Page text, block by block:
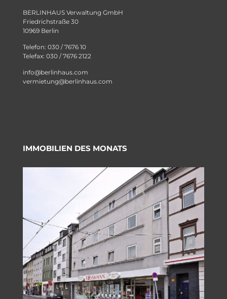
BERLINHAUS Verwaltung GmbH
Friedrichstraße 30
10969 Berlin
Telefon: 030 / 7676 10
Telefax: 030 / 7676 2122
info@berlinhaus.com
vermietung@berlinhaus.com
IMMOBILIEN DES MONATS